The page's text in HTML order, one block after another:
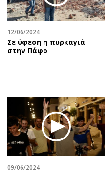
12/06/2024
Σε ύφεση η πυρκαγιά
στην Πάφο
09/06/2024